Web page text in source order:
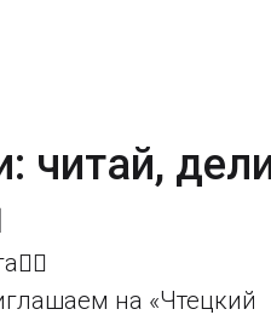
читай,
на «Чтецкий